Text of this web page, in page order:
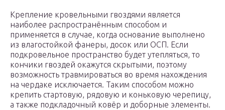
Крепление кровельными гвоздями является
наиболее распространённым способом и
применяется в случае, когда основание выполнено
из влагостойкой фанеры, досок или ОСП. Если
подкровельное пространство будет утепляться, то
кончики гвоздей окажутся скрытыми, поэтому
возможность травмироваться во время нахождения
на чердаке исключается. Таким способом можно
крепить стартовую, рядовую и коньковую черепицу,
а также подкладочный ковёр и доборные элементы.